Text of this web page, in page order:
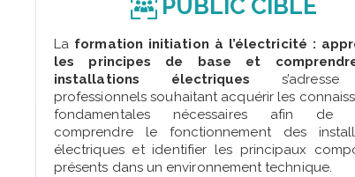
PUBLIC CIBLÉ
La formation initiation à l’électricité :
les principes de base et
installations électriques
professionnels souhaitant acquérir les
fondamentales nécessaires afin de
comprendre le fonctionnement des
électriques et identifier les principaux
présents dans un environnement technique.